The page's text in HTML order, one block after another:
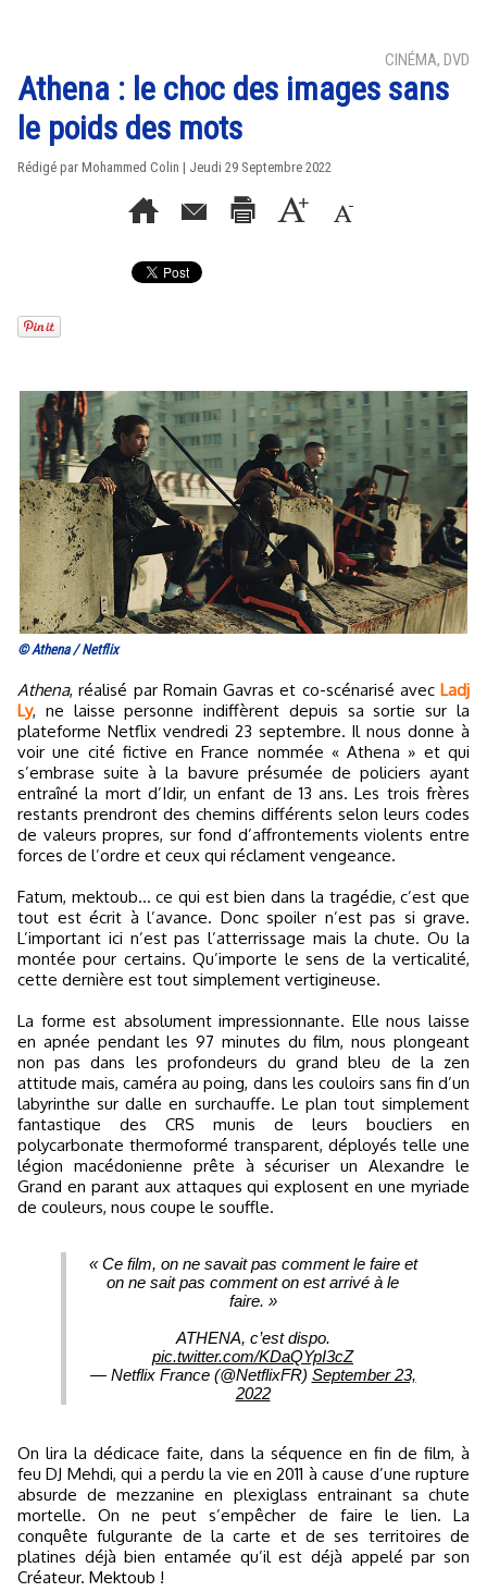
CINÉMA, DVD
Athena : le choc des images sans
le poids des mots
Rédigé par Mohammed Colin | Jeudi 29 Septembre 2022
© Athena / Netflix
Athena, réalisé par Romain Gavras et co-scénarisé avec Ladj
Ly, ne laisse personne indiffèrent depuis sa sortie sur la
plateforme Netflix vendredi 23 septembre. Il nous donne à
voir une cité fictive en France nommée « Athena » et qui
s’embrase suite à la bavure présumée de policiers ayant
entraîné la mort d’Idir, un enfant de 13 ans. Les trois frères
restants prendront des chemins différents selon leurs codes
de valeurs propres, sur fond d’affrontements violents entre
forces de l’ordre et ceux qui réclament vengeance.
Fatum, mektoub… ce qui est bien dans la tragédie, c’est que
tout est écrit à l’avance. Donc spoiler n’est pas si grave.
L’important ici n’est pas l’atterrissage mais la chute. Ou la
montée pour certains. Qu’importe le sens de la verticalité,
cette dernière est tout simplement vertigineuse.
La forme est absolument impressionnante. Elle nous laisse
en apnée pendant les 97 minutes du film, nous plongeant
non pas dans les profondeurs du grand bleu de la zen
attitude mais, caméra au poing, dans les couloirs sans fin d’un
labyrinthe sur dalle en surchauffe. Le plan tout simplement
fantastique des CRS munis de leurs boucliers en
polycarbonate thermoformé transparent, déployés telle une
légion macédonienne prête à sécuriser un Alexandre le
Grand en parant aux attaques qui explosent en une myriade
de couleurs, nous coupe le souffle.
« Ce film, on ne savait pas comment le faire et
on ne sait pas comment on est arrivé à le
faire. »
ATHENA, c’est dispo.
pic.twitter.com/KDaQYpI3cZ
— Netflix France (@NetflixFR) September 23,
2022
On lira la dédicace faite, dans la séquence en fin de film, à
feu DJ Mehdi, qui a perdu la vie en 2011 à cause d’une rupture
absurde de mezzanine en plexiglass entrainant sa chute
mortelle. On ne peut s’empêcher de faire le lien. La
conquête fulgurante de la carte et de ses territoires de
platines déjà bien entamée qu’il est déjà appelé par son
Créateur. Mektoub !